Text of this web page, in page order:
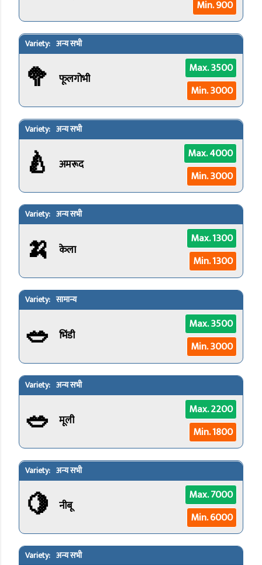
Min. 900
अन्य सभी
🥦 फूलगोभी
Max. 3500
Min. 3000
अन्य सभी
🍐 अमरूद
Max. 4000
Min. 3000
अन्य सभी
🍌 केला
Max. 1300
Min. 1300
सामान्य
🥗 भिंडी
Max. 3500
Min. 3000
अन्य सभी
🥗 मूली
Max. 2200
Min. 1800
अन्य सभी
🍋 नीबू
Max. 7000
Min. 6000
अन्य सभी